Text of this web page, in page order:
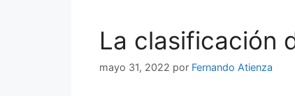
La clasificación
mayo 31, 2022 por Fernando Atienza